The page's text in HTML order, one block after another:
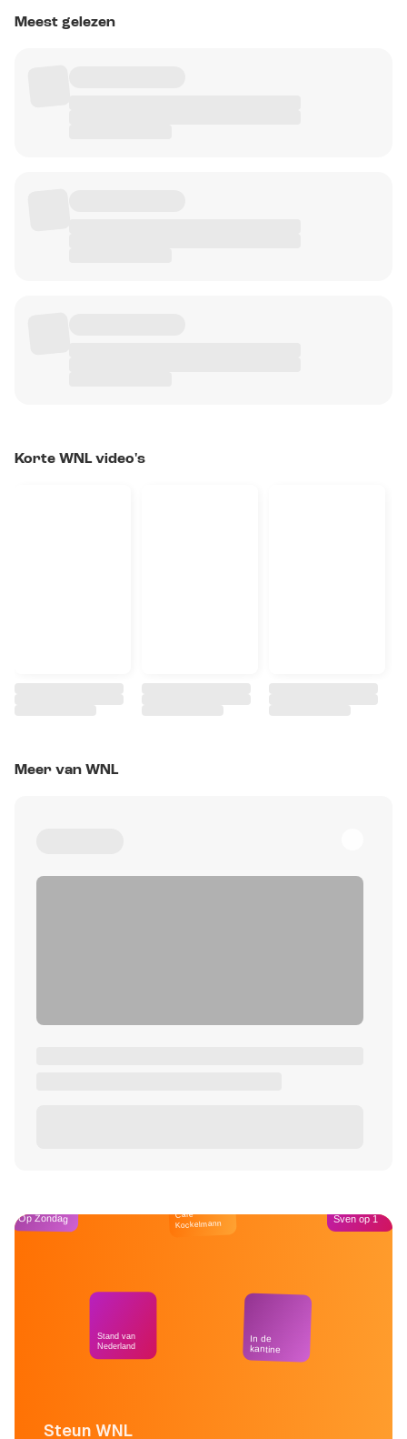
Meest gelezen
Korte WNL video's
Meer van WNL
Steun WNL
Op Zondag
Stand van
Nederland
Café
Kockelmann
In de
kantine
Sven op 1